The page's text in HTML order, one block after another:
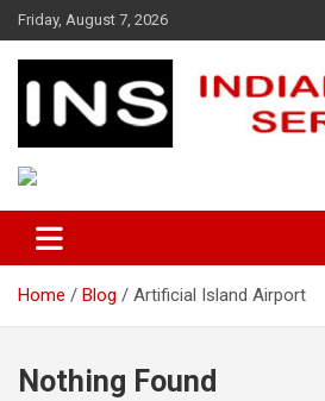
Skip
to
content
Friday, August 7, 2026
Indian News Service
Home Blog Artificial Island Airport
Nothing Found